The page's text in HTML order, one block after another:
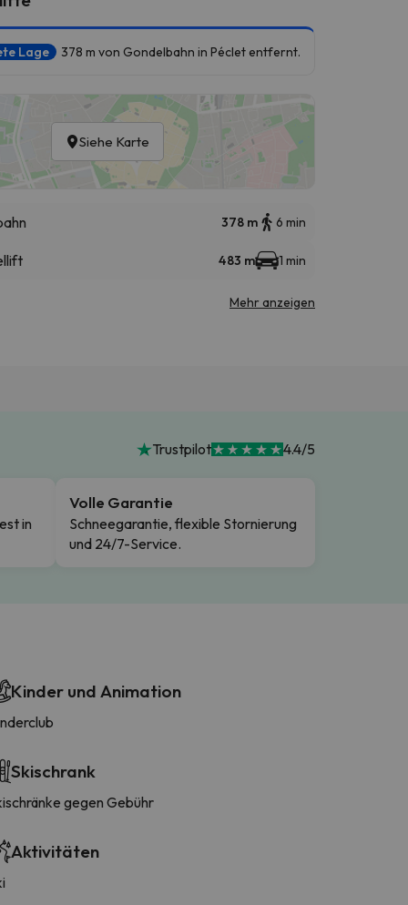
Lage 378 m von Gondelbahn in Péclet entfernt.
Siehe Karte
378 m 6 min
483 m 1 min
Mehr anzeigen
Trustpilot 4.4/5
in
Volle Garantie
Schneegarantie, flexible Stornierung
und 24/7-Service.
Kinder und Animation
Skischrank
gegen Gebühr
Aktivitäten